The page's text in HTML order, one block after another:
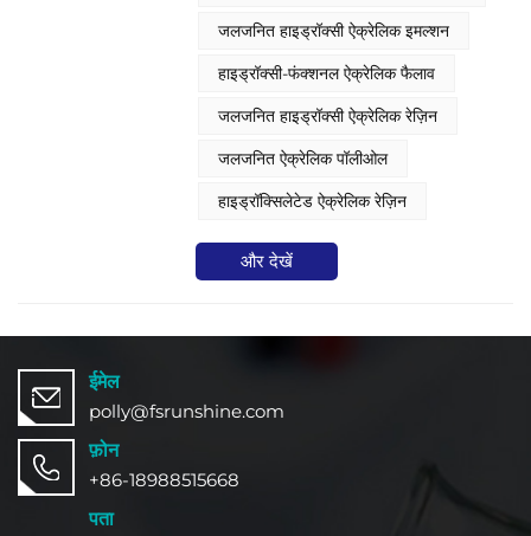
के साथ, यह सख्त पर्यावरणीय नियमों का पालन
करता है। इसके अलावा, इसमें अच्छी फिल्म-निर्माण
क्षमता होती है। कोटिंग्स में तैयार होने पर, यह एक
सतत और एकसमान फिल्म बना सकता है, जिससे
विभिन्न सबस्ट्रेट्स पर अच्छी कवरेज सुनिश्चित
होती है। हाइड्रॉक्सिल ऐक्रेलिक पॉलीलॉल
को सक्षम बनाती है।
जलजनित हाइड्रॉक्सी ऐक्रेलिक इमल्शन
हाइड्रॉक्सी-फंक्शनल ऐक्रेलिक फैलाव
जलजनित हाइड्रॉक्सी ऐक्रेलिक रेज़िन
जलजनित ऐक्रेलिक पॉलीओल​
हाइड्रॉक्सिलेटेड ऐक्रेलिक रेज़िन​
और देखें
ईमेल
polly@fsrunshine.com
फ़ोन
+86-18988515668
पता